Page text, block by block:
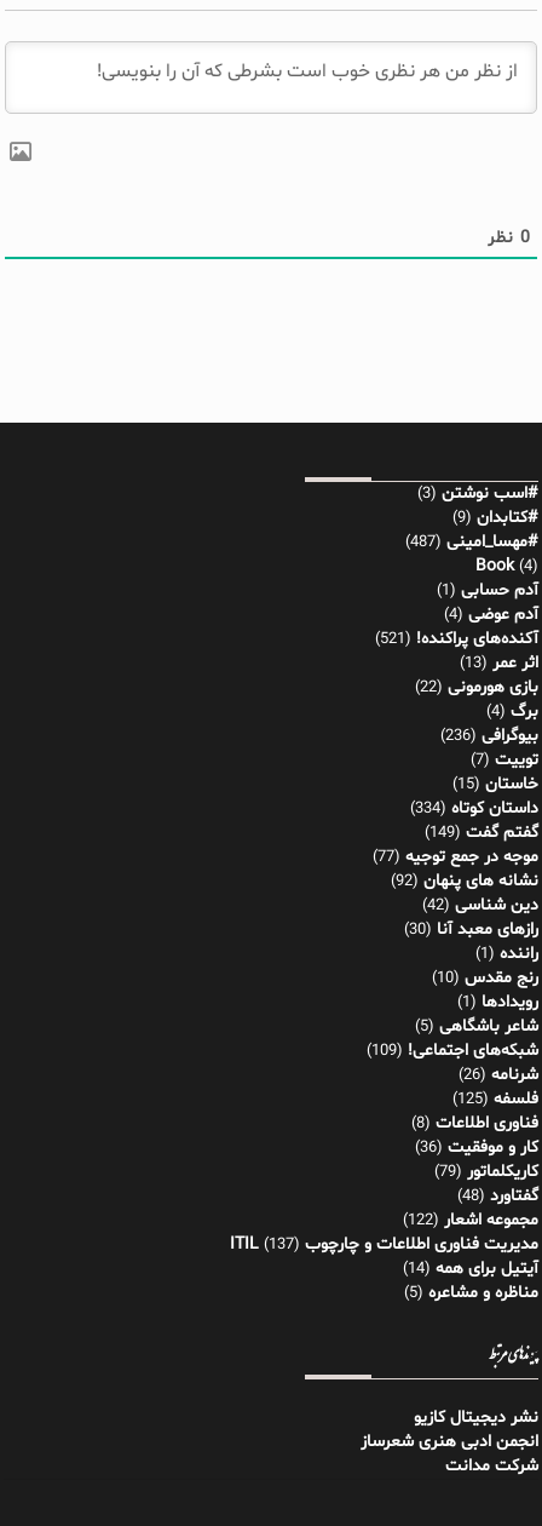
0 نظر
#اسب نوشتن (3)
#کتابدان (9)
#مهسا_امینی (487)
Book(4)
آدم حسابی (1)
آدم عوضی (4)
آکنده‌های پراکنده! (521)
اثر عمر (13)
بازی هورمونی (22)
برگ (4)
بیوگرافی (236)
توییت (7)
خاستان (15)
داستان کوتاه (334)
گفتم گفت (149)
موجه در جمع توجیه (77)
نشانه های پنهان (92)
دین شناسی (42)
رازهای معبد آنا (30)
راننده (1)
رنج مقدس (10)
رویدادها (1)
شاعر باشگاهی (5)
شبکه‌های اجتماعی! (109)
شرنامه (26)
فلسفه (125)
فناوری اطلاعات (8)
کار و موفقیت (36)
کاریکلماتور (79)
گفتاورد (48)
مجموعه اشعار (122)
مدیریت فناوری اطلاعات و چارچوب ITIL (137)
آیتیل برای همه (14)
مناظره و مشاعره (5)
پیوندهای مرتبط
نشر دیجیتال کازیو
انجمن ادبی هنری شعرساز
شرکت مدانت